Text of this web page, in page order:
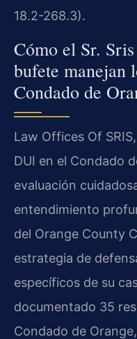
18.2-268.3).
Cómo el Sr.
bufete manejan
Condado de
Law Offices Of
DUI en el Condado
evaluación
entendimiento
del Orange County
estrategia de
específicos de su
documentado 35
Condado de